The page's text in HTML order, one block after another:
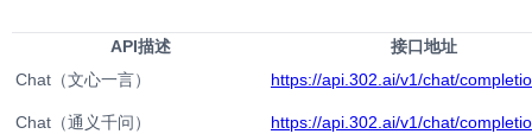
API描述
接口地址
Chat（文心一言）
https://api.302.ai/v1/chat/
Chat（通义千问） https://api.302.ai/v1/chat/